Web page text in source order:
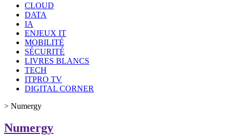
CLOUD
DATA
IA
ENJEUX IT
MOBILITÉ
SÉCURITÉ
LIVRES BLANCS
TECH
ITPRO TV
DIGITAL CORNER
> Numergy
Numergy